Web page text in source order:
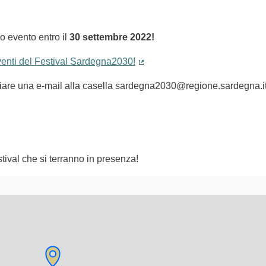
evento entro il 30 settembre 2022!
del Festival Sardegna2030!
una e-mail alla casella
che si terranno in presenza!
di questa pagina come punti della mappa.